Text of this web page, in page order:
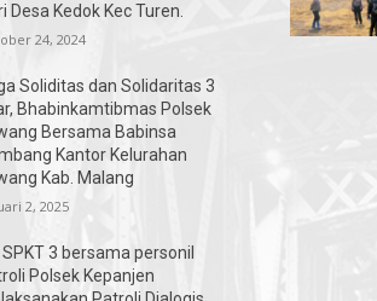
Desa Kedok Kec Turen.
24, 2024
Soliditas dan Solidaritas 3
Bhabinkamtibmas Polsek
Bersama Babinsa
Kantor Kelurahan
Kab. Malang
2, 2025
SPKT 3 bersama personil
Polsek Kepanjen